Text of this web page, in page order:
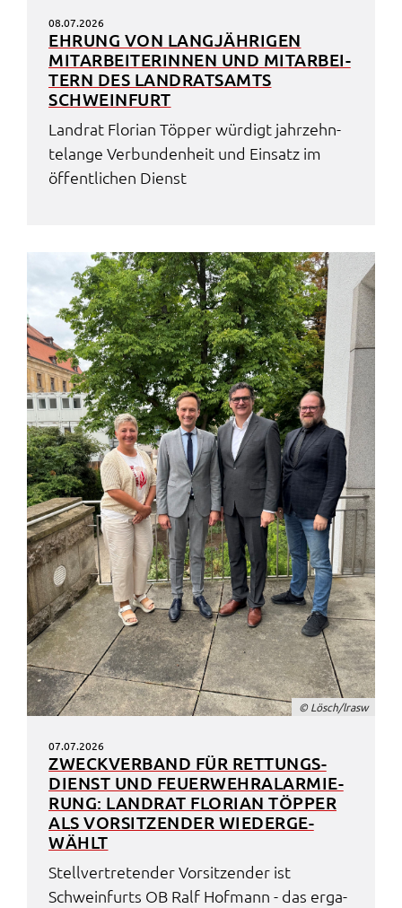
08.07.2026
EHRUNG VON LANG­JÄH­RI­GEN
MITAR­BEI­TE­RIN­NEN UND MITAR­BEI­
TERN DES LAND­RATS­AMTS
SCHWEIN­FURT
Land­rat Flori­an Töpper würdigt jahr­zehn­
te­lan­ge Verbun­den­heit und Einsatz im
öffent­li­chen Dienst
© Lösch/lrasw
07.07.2026
ZWECK­VER­BAND FÜR RETTUNGS­
DIENST UND FEUER­WEHR­ALAR­MIE­
RUNG: LAND­RAT FLORI­AN TÖPPER
ALS VORSIT­ZEN­DER WIEDER­GE­
WÄHLT
Stell­ver­tre­ten­der Vorsit­zen­der ist
Schwein­furts OB Ralf Hofmann - das erga­